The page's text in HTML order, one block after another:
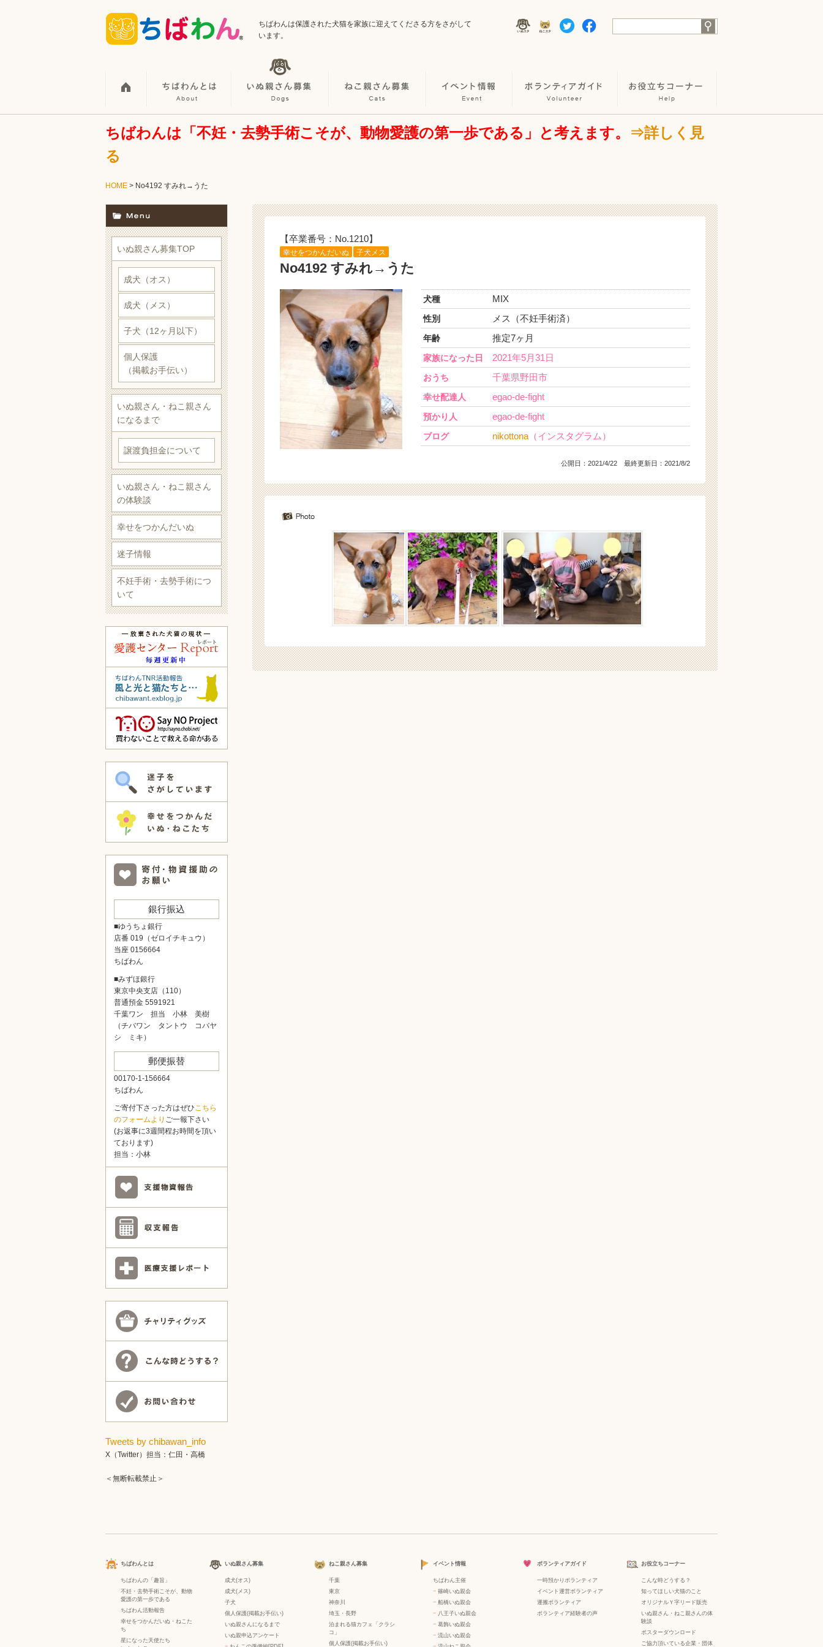
ちばわんは保護された犬猫を家族に迎えてくださる方をさがして
います。
ちばわんは「不妊・去勢手術こそが、動物愛護の第一歩である」と考えます。
⇒詳しく見
る
HOME > No4192 すみれ→うた
【卒業番号：No.1210】
幸せをつかんだいぬ 子犬メス
No4192 すみれ→うた
犬種 MIX
性別 メス（不妊手術済）
年齢 推定7ヶ月
家族になった日 2021年5月31日
おうち 千葉県野田市
幸せ配達人 egao-de-fight
預かり人 egao-de-fight
ブログ nikottona （インスタグラム）
公開日： 2021/4/22 最終更新日：2021/8/2
いぬ親さん募集TOP
成犬（オス）
成犬（メス）
子犬（12ヶ月以下）
個人保護
（掲載お手伝い）
いぬ親さん・ねこ親さん
になるまで
譲渡負担金について
いぬ親さん・ねこ親さん
の体験談
幸せをつかんだいぬ
迷子情報
不妊手術・去勢手術につ
いて
銀行振込
■ゆうちょ銀行
店番 019（ゼロイチキュウ）
当座 0156664
ちばわん
■みずほ銀行
東京中央支店（110）
普通預金 5591921
千葉ワン 担当 小林 美樹
（チバワン タントウ コバヤ
シ ミキ）
郵便振替
00170-1-156664
ちばわん
ご寄付下さった方はぜひこちら
のフォームより ご一報下さい
(お返事に3週間程お時間を頂い
ております)
担当：小林
Tweets by chibawan_info
X（Twitter）担当：仁田・高橋
＜無断転載禁止＞
ちばわんとは
ちばわんの「趣旨」
不妊・去勢手術こそが、動物
愛護の第一歩である
ちばわん活動報告
幸せをつかんだいぬ・ねこた
ち
星になった天使たち
いぬ親さん募集
成犬(オス)
成犬(メス)
子犬
個人保護(掲載お手伝い)
いぬ親さんになるまで
いぬ親申込アンケート
ねこ親さん募集
千葉
東京
神奈川
埼玉・長野
泊まれる猫カフェ「クラシ
コ」
個人保護(掲載お手伝い)
イベント情報
ちばわん主催
− 篠崎いぬ親会
− 船橋いぬ親会
− 八王子いぬ親会
− 葛飾いぬ親会
− 流山いぬ親会
ボランティアガイド
一時預かりボランティア
イベント運営ボランティア
運搬ボランティア
ボランティア経験者の声
お役立ちコーナー
こんな時どうする？
知ってほしい犬猫のこと
オリジナルＹ字リード販売
いぬ親さん・ねこ親さんの体
験談
ポスターダウンロード
ご協力頂いている企業・団体